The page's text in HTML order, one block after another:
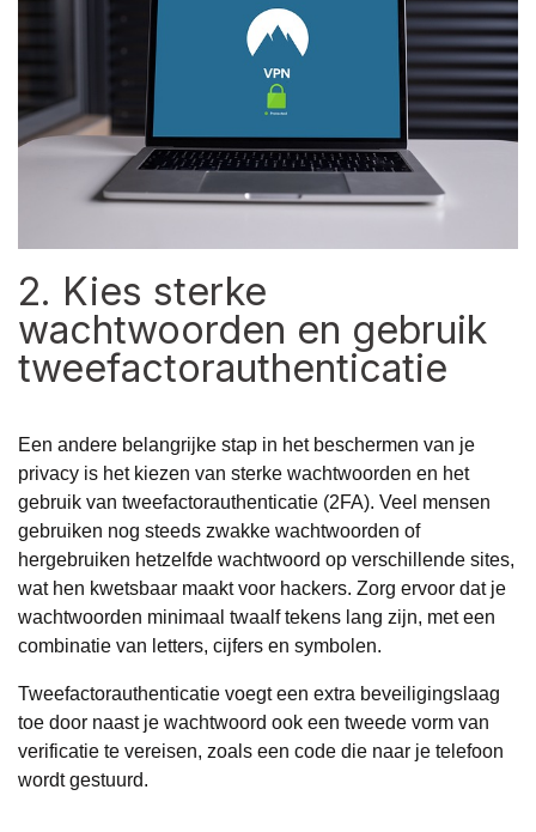
2. Kies sterke
wachtwoorden en gebruik
tweefactorauthenticatie
Een andere belangrijke stap in het beschermen van je
privacy is het kiezen van sterke wachtwoorden en het
gebruik van tweefactorauthenticatie (2FA). Veel mensen
gebruiken nog steeds zwakke wachtwoorden of
hergebruiken hetzelfde wachtwoord op verschillende sites,
wat hen kwetsbaar maakt voor hackers. Zorg ervoor dat je
wachtwoorden minimaal twaalf tekens lang zijn, met een
combinatie van letters, cijfers en symbolen.
Tweefactorauthenticatie voegt een extra beveiligingslaag
toe door naast je wachtwoord ook een tweede vorm van
verificatie te vereisen, zoals een code die naar je telefoon
wordt gestuurd.